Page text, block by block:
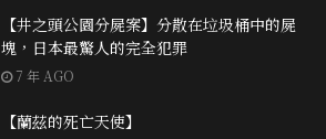
【井之頭公園分屍案】分散在垃圾桶中的屍
塊，日本最驚人的完全犯罪
7 年 AGO
【蘭茲的死亡天使】